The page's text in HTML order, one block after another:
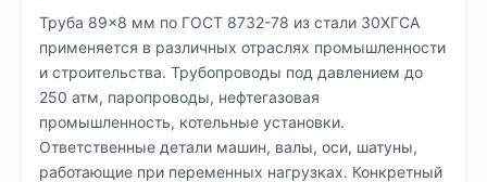
Труба 89×8 мм по ГОСТ 8732-78 из стали 30ХГСА
применяется в различных отраслях промышленности
и строительства. Трубопроводы под давлением до
250 атм, паропроводы, нефтегазовая
промышленность, котельные установки.
Ответственные детали машин, валы, оси, шатуны,
работающие при переменных нагрузках. Конкретный